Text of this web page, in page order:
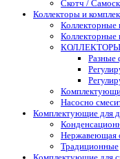
Скотч /
Коллекторы и
Коллекторные
Разные
Насосно
Комплектующие для
Нержавеющая
Традиционные